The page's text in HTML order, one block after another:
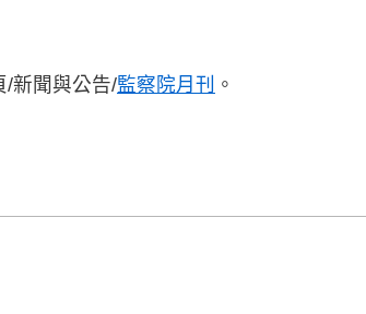
/新聞與公告/監察院月刊 。